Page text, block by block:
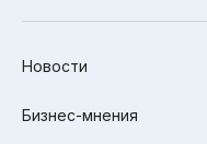
Новости
Бизнес-мнения